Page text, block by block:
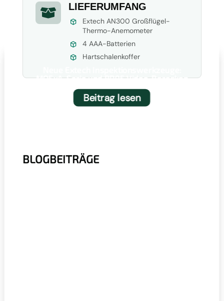
 LIEFERUMFANG
Extech AN300 Großflügel-
Thermo-Anemometer
4 AAA-Batterien
Hartschalenkoffer
BLOGBEITRÄGE
MO5xA-Serie und BR95 Video-Boreskop
Beitrag lesen